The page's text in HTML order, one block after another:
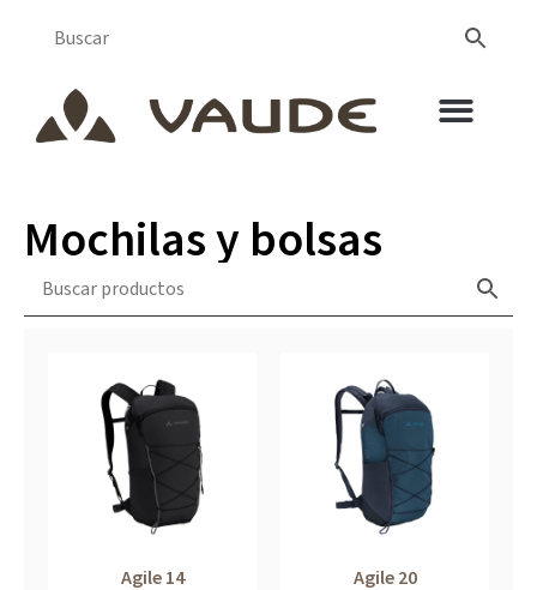
Mochilas y bolsas
Agile 14 Agile 20